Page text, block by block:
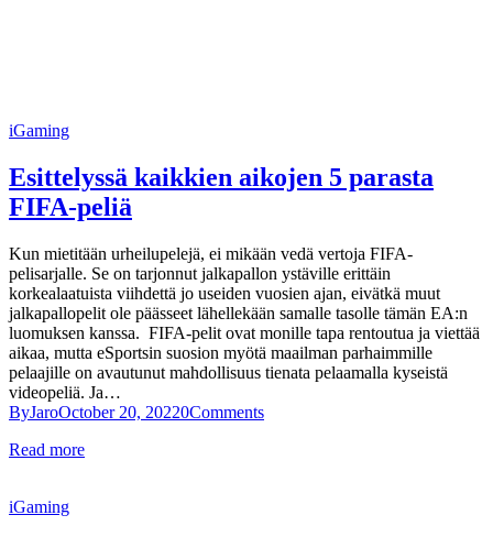
iGaming
Esittelyssä kaikkien aikojen 5 parasta
FIFA-peliä
Kun mietitään urheilupelejä, ei mikään vedä vertoja FIFA-
pelisarjalle. Se on tarjonnut jalkapallon ystäville erittäin
korkealaatuista viihdettä jo useiden vuosien ajan, eivätkä muut
jalkapallopelit ole päässeet lähellekään samalle tasolle tämän EA:n
luomuksen kanssa. FIFA-pelit ovat monille tapa rentoutua ja viettää
aikaa, mutta eSportsin suosion myötä maailman parhaimmille
pelaajille on avautunut mahdollisuus tienata pelaamalla kyseistä
videopeliä. Ja…
ByJaroOctober 20, 20220Comments
Read more
iGaming